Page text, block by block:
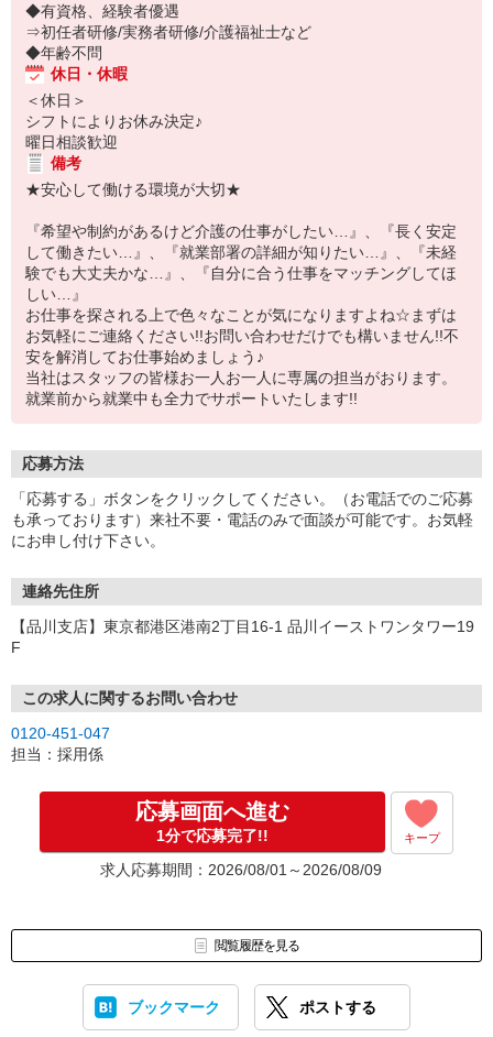
◆有資格、経験者優遇
⇒初任者研修/実務者研修/介護福祉士など
◆年齢不問
休日・休暇
＜休日＞
シフトによりお休み決定♪
曜日相談歓迎
備考
★安心して働ける環境が大切★
『希望や制約があるけど介護の仕事がしたい…』、『長く安定
して働きたい…』、『就業部署の詳細が知りたい…』、『未経
験でも大丈夫かな…』、『自分に合う仕事をマッチングしてほ
しい…』
お仕事を探される上で色々なことが気になりますよね☆まずは
お気軽にご連絡ください!!お問い合わせだけでも構いません!!不
安を解消してお仕事始めましょう♪
当社はスタッフの皆様お一人お一人に専属の担当がおります。
就業前から就業中も全力でサポートいたします!!
応募方法
「応募する」ボタンをクリックしてください。（お電話でのご応募
も承っております）来社不要・電話のみで面談が可能です。お気軽
にお申し付け下さい。
連絡先住所
【品川支店】東京都港区港南2丁目16-1 品川イーストワンタワー19
F
この求人に関するお問い合わせ
0120-451-047
担当：採用係
応募画面へ進む
1分で応募完了!! キープ
求人応募期間：2026/08/01～2026/08/09
閲覧履歴を見る
ブックマーク ポストする